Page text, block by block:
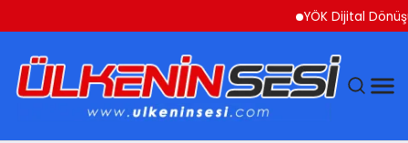
YÖK Dijital Dönüşüm